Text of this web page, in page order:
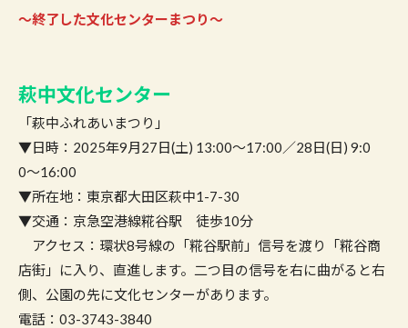
〜終了した文化センターまつり〜
萩中文化センター
「萩中ふれあいまつり」
▼日時：2025年9月27日(土) 13:00〜17:00／28日(日) 9:0
0〜16:00
▼所在地：東京都大田区萩中1-7-30
▼交通：京急空港線糀谷駅 徒歩10分
アクセス：環状8号線の「糀谷駅前」信号を渡り「糀谷商
店街」に入り、直進します。二つ目の信号を右に曲がると右
側、公園の先に文化センターがあります。
電話：03-3743-3840